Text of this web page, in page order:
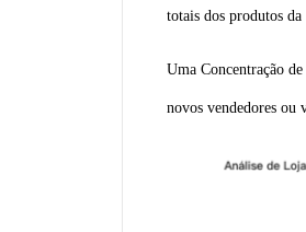
totais dos produtos da
Uma Concentração
novos vendedores ou